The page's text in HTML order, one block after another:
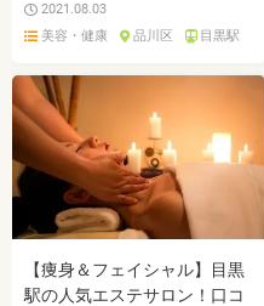
2021.08.03
美容・健康
品川区 目黒駅
【痩身＆フェイシャル】目黒
駅の人気エステサロン！口コ